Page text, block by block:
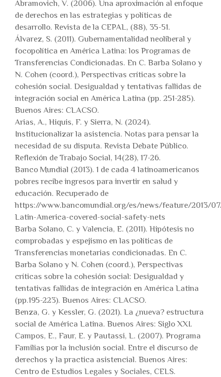
Abramovich, V. (2006). Una aproximación al enfoque
de derechos en las estrategias y políticas de
desarrollo. Revista de la CEPAL, (88), 35-51.
Álvarez, S. (2011). Gubernamentalidad neoliberal y
focopolítica en América Latina: los Programas de
Transferencias Condicionadas. En C. Barba Solano y
N. Cohen (coord.), Perspectivas críticas sobre la
cohesión social. Desigualdad y tentativas fallidas de
integración social en América Latina (pp. 251-285).
Buenos Aires: CLACSO.
Arias, A., Hiquis, F. y Sierra, N. (2024).
Institucionalizar la asistencia. Notas para pensar la
necesidad de su disputa. Revista Debate Público.
Reflexión de Trabajo Social, 14(28), 17-26.
Banco Mundial (2013). 1 de cada 4 latinoamericanos
pobres recibe ingresos para invertir en salud y
educación. Recuperado de
https://www.bancomundial.org/es/news/feature/2013/
Latin-America-covered-social-safety-nets
Barba Solano, C. y Valencia, E. (2011). Hipótesis no
comprobadas y espejismo en las políticas de
Transferencias monetarias condicionadas. En C.
Barba Solano y N. Cohen (coord.), Perspectivas
críticas sobre la cohesión social: Desigualdad y
tentativas fallidas de integración en América Latina
(pp.195-223). Buenos Aires: CLACSO.
Benza, G. y Kessler, G. (2021). La ¿nueva? estructura
social de América Latina. Buenos Aires: Siglo XXI.
Campos, E., Faur, E. y Pautassi, L. (2007). Programa
Familias por la inclusión social. Entre el discurso de
derechos y la practica asistencial. Buenos Aires:
Centro de Estudios Legales y Sociales, CELS.